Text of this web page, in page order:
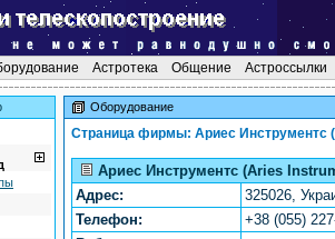
Астротека Общение Астроссылки
Оборудование
Страница фирмы: Ариес Инструментс
Ариес Инструментс (Aries
Адрес:
325026,
Телефон:
+38 (055)